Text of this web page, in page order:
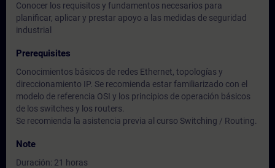
Conocer los requisitos y fundamentos necesarios para
planificar, aplicar y prestar apoyo a las medidas de seguridad
industrial
Prerequisites
Conocimientos básicos de redes Ethernet, topologías y
direccionamiento IP. Se recomienda estar familiarizado con el
modelo de referencia OSI y los principios de operación básicos
de los switches y los routers.
Se recomienda la asistencia previa al curso Switching / Routing.
Note
Duración: 21 horas